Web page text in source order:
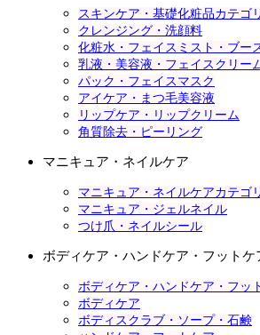
スキンケア・基礎化粧品カテゴ
クレンジング・洗顔料
化粧水・フェイスミスト・ブー
乳液・美容液・フェイスクリー
パック・フェイスマスク
アイケア・まつ毛美容液
リップケア・リップクリーム
角質除去・ピーリング
マニキュア・ネイルケア
マニキュア・ネイルケアカテゴ
マニキュア・ジェルネイル
つけ爪・ネイルシール
ボディケア・ハンドケア・フットケ
ボディケア・ハンドケア・フッ
ボディケア
ボディスクラブ・ソープ・石鹸